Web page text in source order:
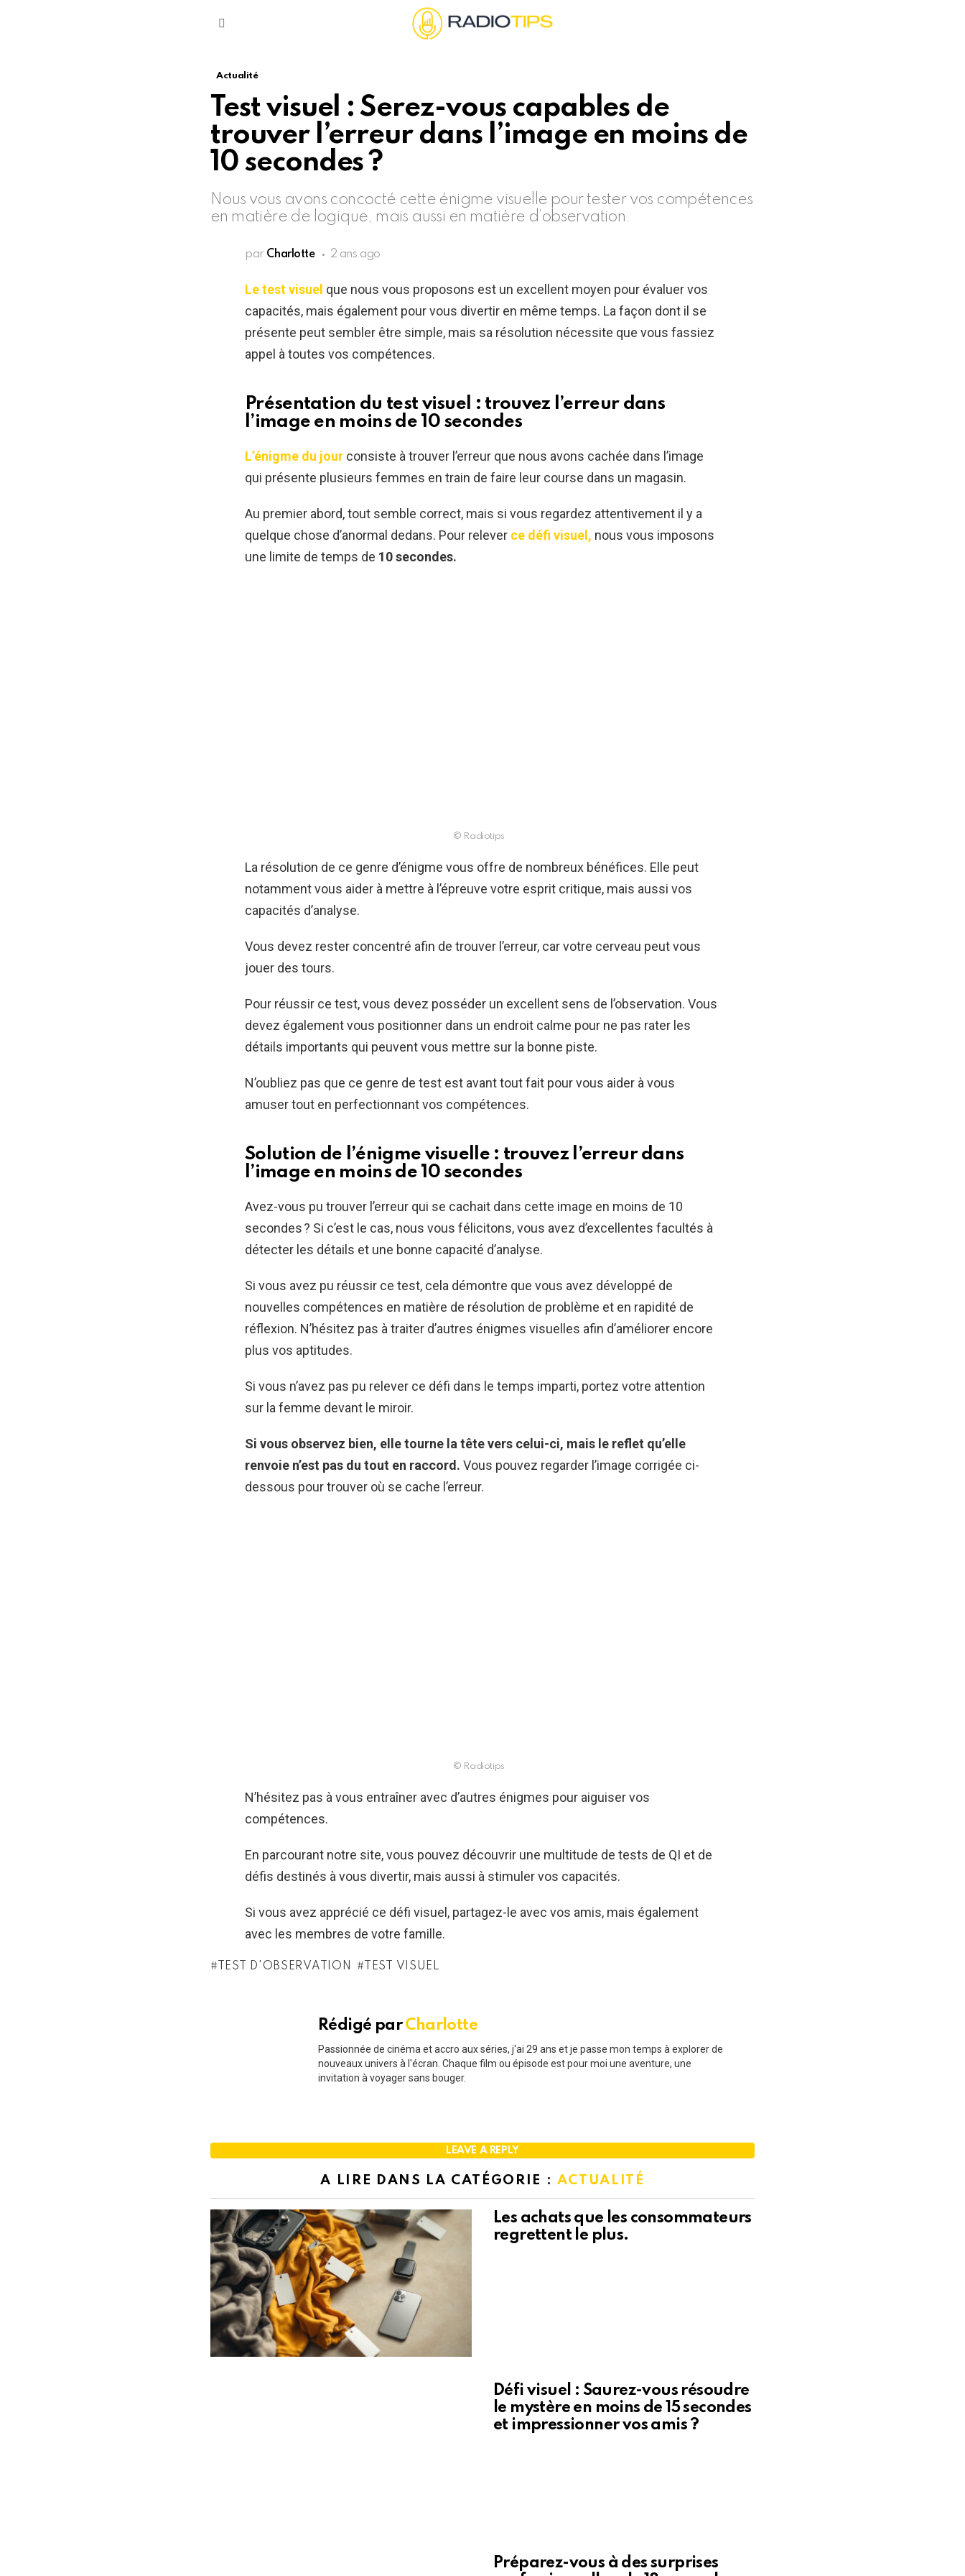
Actualité
Test visuel : Serez-vous capables de
trouver l’erreur dans l’image en moins de
10 secondes ?
Nous vous avons concocté cette énigme visuelle pour tester vos compétences
en matière de logique, mais aussi en matière d’observation.
par Charlotte 2 ans ago
Le test visuel que nous vous proposons est un excellent moyen pour évaluer vos
capacités, mais également pour vous divertir en même temps. La façon dont il se
présente peut sembler être simple, mais sa résolution nécessite que vous fassiez
appel à toutes vos compétences.
Présentation du test visuel : trouvez l’erreur dans
l’image en moins de 10 secondes
L’énigme du jour consiste à trouver l’erreur que nous avons cachée dans l’image
qui présente plusieurs femmes en train de faire leur course dans un magasin.
Au premier abord, tout semble correct, mais si vous regardez attentivement il y a
quelque chose d’anormal dedans. Pour relever ce défi visuel, nous vous imposons
une limite de temps de 10 secondes.
© Radiotips
La résolution de ce genre d’énigme vous offre de nombreux bénéfices. Elle peut
notamment vous aider à mettre à l’épreuve votre esprit critique, mais aussi vos
capacités d’analyse.
Vous devez rester concentré afin de trouver l’erreur, car votre cerveau peut vous
jouer des tours.
Pour réussir ce test, vous devez posséder un excellent sens de l’observation. Vous
devez également vous positionner dans un endroit calme pour ne pas rater les
détails importants qui peuvent vous mettre sur la bonne piste.
N’oubliez pas que ce genre de test est avant tout fait pour vous aider à vous
amuser tout en perfectionnant vos compétences.
Solution de l’énigme visuelle : trouvez l’erreur dans
l’image en moins de 10 secondes
Avez-vous pu trouver l’erreur qui se cachait dans cette image en moins de 10
secondes ? Si c’est le cas, nous vous félicitons, vous avez d’excellentes facultés à
détecter les détails et une bonne capacité d’analyse.
Si vous avez pu réussir ce test, cela démontre que vous avez développé de
nouvelles compétences en matière de résolution de problème et en rapidité de
réflexion. N’hésitez pas à traiter d’autres énigmes visuelles afin d’améliorer encore
plus vos aptitudes.
Si vous n’avez pas pu relever ce défi dans le temps imparti, portez votre attention
sur la femme devant le miroir.
Si vous observez bien, elle tourne la tête vers celui-ci, mais le reflet qu’elle
renvoie n’est pas du tout en raccord. Vous pouvez regarder l’image corrigée ci-
dessous pour trouver où se cache l’erreur.
© Radiotips
N’hésitez pas à vous entraîner avec d’autres énigmes pour aiguiser vos
compétences.
En parcourant notre site, vous pouvez découvrir une multitude de tests de QI et de
défis destinés à vous divertir, mais aussi à stimuler vos capacités.
Si vous avez apprécié ce défi visuel, partagez-le avec vos amis, mais également
avec les membres de votre famille.
TEST D'OBSERVATION TEST VISUEL
Rédigé parCharlotte
Passionnée de cinéma et accro aux séries, j'ai 29 ans et je passe mon temps à explorer de
nouveaux univers à l'écran. Chaque film ou épisode est pour moi une aventure, une
invitation à voyager sans bouger.
LEAVE A REPLY
A LIRE DANS LA CATÉGORIE : ACTUALITÉ
Les achats que les consommateurs
regrettent le plus.
Défi visuel : Saurez-vous résoudre
le mystère en moins de 15 secondes
et impressionner vos amis ?
Préparez-vous à des surprises